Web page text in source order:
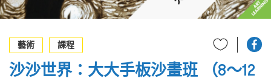
條款及細則
EN
藝術
課程
沙沙世界：大大手板沙畫班 （8～12